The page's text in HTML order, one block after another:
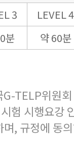
3
LEVEL 4
분 약 60분
TELP위원
시행요강
, 규정에 동